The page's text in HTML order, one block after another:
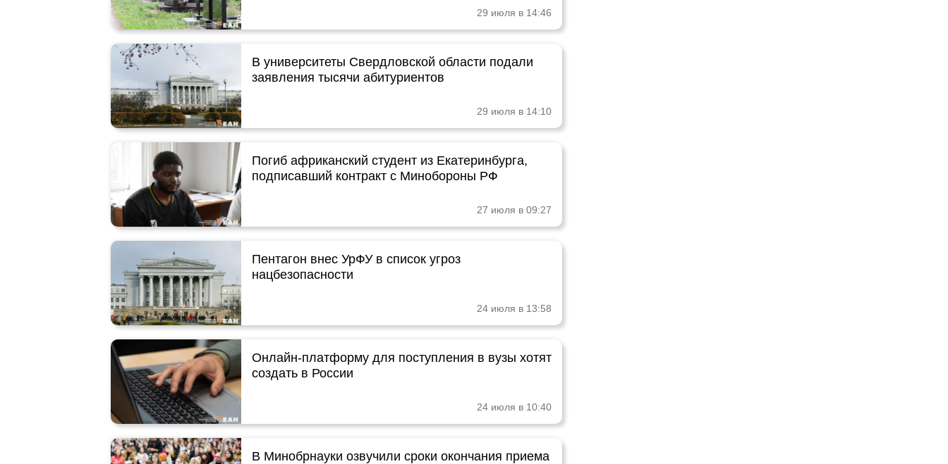
29 июля в 14:46
В университеты Свердловской области подали
заявления тысячи абитуриентов
29 июля в 14:10
Погиб африканский студент из Екатеринбурга,
подписавший контракт с Минобороны РФ
27 июля в 09:27
Пентагон внес УрФУ в список угроз
нацбезопасности
24 июля в 13:58
Онлайн-платформу для поступления в вузы хотят
создать в России
24 июля в 10:40
В Минобрнауки озвучили сроки окончания приема